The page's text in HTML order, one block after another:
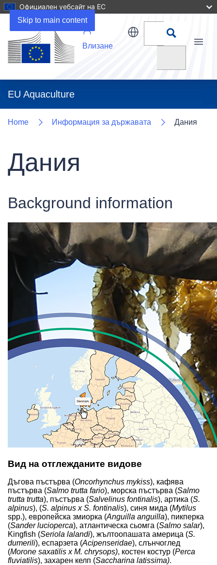
Skip to main content
Официален уебсайт на ЕС
Влизане
EU Aquaculture
Menu
Home Информация за държавата Дания
Дания
Uploads
Background information
Вид на отглежданите видове
Дъгова пъстърва (Oncorhynchus mykiss), кафява
пъстърва (Salmo trutta fario), морска пъстърва (Salmo
trutta trutta), пъстърва (Salvelinus fontinalis), артика (S.
alpinus), (S. alpinus x S. fontinalis), синя мида (Mytilus
spp.), европейска змиорка (Anguilla anguilla), пикперка
(Sander lucioperca), атлантическа сьомга (Salmo salar),
Kingfish (Seriola lalandi), жълтоопашата америца (S.
dumerili), еспарзета (Acipenseridae), слънчоглед
(Morone saxatilis x M. chrysops), костен костур (Perca
fluviatilis), захарен келп (Saccharina latissima).